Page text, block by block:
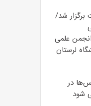
برگزار شد/
علمی
لرستان
در
شود